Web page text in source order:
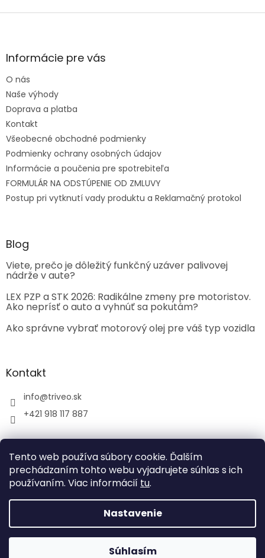
Tento web používa súbory cookie. Ďalším
prechádzaním tohto webu vyjadrujete súhlas s ich
používaním. Viac informácií tu.
Nastavenie
Súhlasím
Zápätie
Informácie pre vás
O nás
Naše výhody
Doprava a platba
Kontakt
Všeobecné obchodné podmienky
Podmienky ochrany osobných údajov
Informácie a poučenia pre spotrebiteľa
FORMULÁR NA ODSTÚPENIE OD ZMLUVY
Postup pri vytknutí vady produktu a Reklamačný protokol
Blog
Viete, prečo je dôležitý funkčný uzáver palivovej
nádrže v aute?
LEX PZP a STK 2026: Radikálne zmeny pre motoristov.
Ako neprísť o auto a vyhnúť sa pokutám?
Ako správne vybrať motorový olej pre váš typ vozidla
Kontakt
info@triveo.sk
+421 918 117 887
Vytvoril Shoptet
TRIVEO spol. s r.o.
vyhradené.